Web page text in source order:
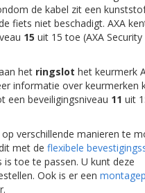
de kabel zit een
fiets niet beschadigt. AXA
15 uit 15 toe (AXA Security
het ringslot het keurmerk
informatie over keurmerken
een beveiligingsniveau 11 uit
op verschillende manieren te
met de flexibele
toe te passen. U kunt deze
Ook is er een